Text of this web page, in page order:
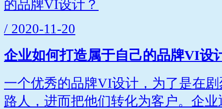
/ 2020-11-20
企业如何打造属于自己的品牌VI设
一个优秀的品牌VI设计，为了是在
路人，进而把他们转化为客户。企